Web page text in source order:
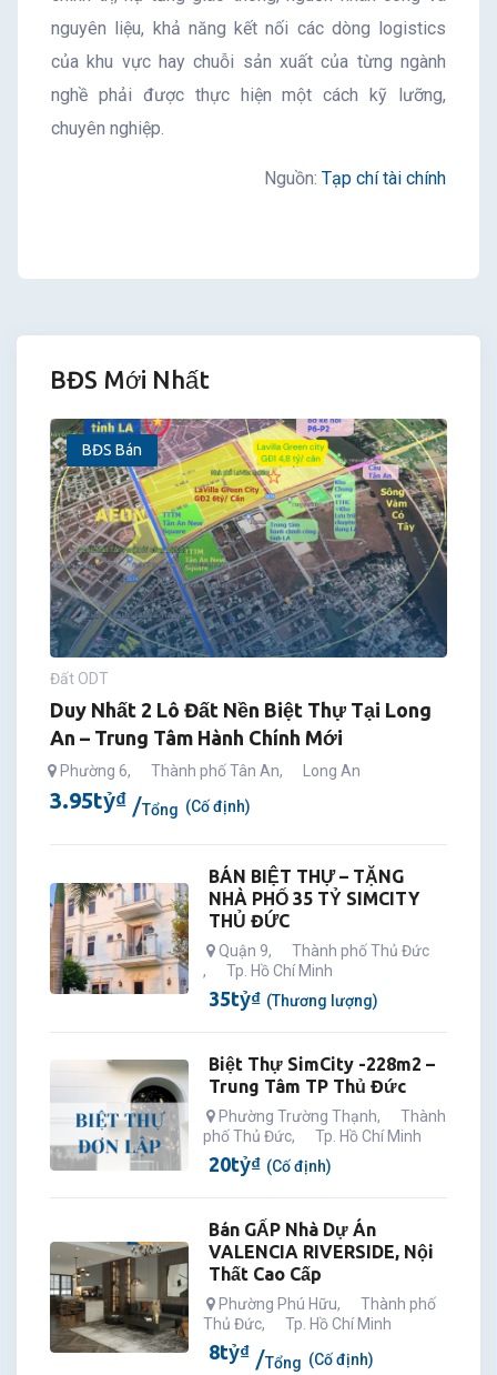
nguyên liệu, khả năng kết nối các dòng logistics
của khu vực hay chuỗi sản xuất của từng ngành
nghề phải được thực hiện một cách kỹ lưỡng,
chuyên nghiệp.
Nguồn: Tạp chí tài chính
BĐS Mới Nhất
BĐS Bán
Đất ODT
Duy Nhất 2 Lô Đất Nền Biệt Thự Tại Long
An – Trung Tâm Hành Chính Mới
Phường 6, Thành phố Tân An, Long An
3.95tỷ₫ Tổng (Cố định)
BÁN BIỆT THỰ – TẶNG
NHÀ PHỐ 35 TỶ SIMCITY
THỦ ĐỨC
Quận 9,
Thành phố Thủ Đức
,
Tp. Hồ Chí Minh
35tỷ₫ (Thương lượng)
Biệt Thự SimCity -228m2 –
Trung Tâm TP Thủ Đức
Phường Trường Thạnh,
Thành
phố Thủ Đức, Tp. Hồ Chí Minh
20tỷ₫ (Cố định)
Bán GẤP Nhà Dự Án
VALENCIA RIVERSIDE, Nội
Thất Cao Cấp
Phường Phú Hữu,
Thành phố
Thủ Đức, Tp. Hồ Chí Minh
8tỷ₫ Tổng (Cố định)